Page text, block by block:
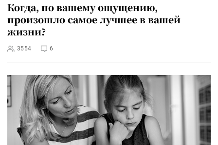
Когда, по вашему ощущению,
произошло самое лучшее в вашей
жизни?
3554 6